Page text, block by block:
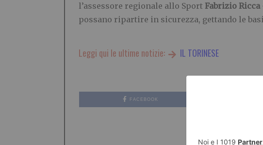
l’assessore regionale allo Sport Fabrizio Ricca
possano ripartire in sicurezza, gettando le
Leggi qui le ultime notizie: IL TORINESE
FACEBOOK